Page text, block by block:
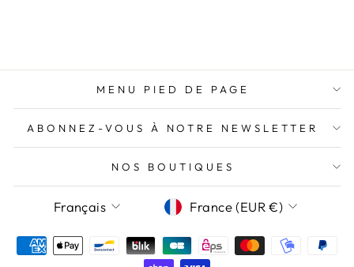
MENU PIED DE PAGE
ABONNEZ-VOUS À NOTRE NEWSLETTER
NOS BOUTIQUES
LANGUE
Français DEVISE
France (EUR €)